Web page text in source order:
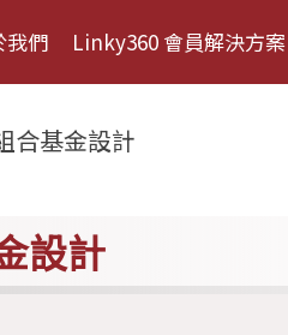
我們 Linky360 會員解決方案
合基金設計
設計